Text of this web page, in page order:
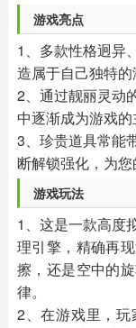
游戏亮点
1、多款性格迥异
造属于自己独特的
2、通过靓丽灵动
中逐渐成为游戏的
3、珍贵道具常能
断解锁强化，为
游戏玩法
1、这是一款高度
理引擎，精确再
擦，还是空中的
律。
2、在游戏里，